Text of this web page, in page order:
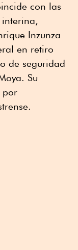
con las
Inzunza
en retiro
de seguridad
Su
por